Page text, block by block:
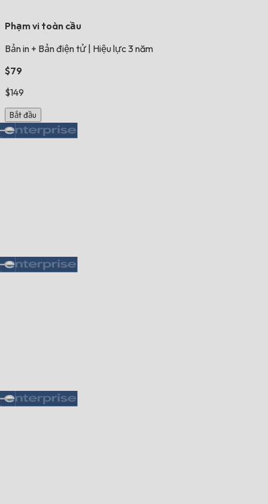
Phạm vi toàn cầu
Bản in + Bản điện tử Hiệu lực 3 năm
$79
$149
Bắt đầu